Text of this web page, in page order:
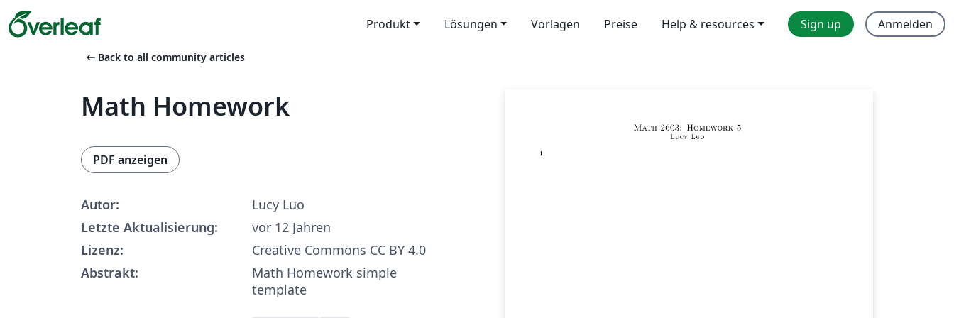
Produkt Lösungen Vorlagen Preise Help & resources Sign up Anmelden
arrow_left_alt Back to all community articles
Math Homework
PDF anzeigen
Autor:
Lucy Luo
Letzte Aktualisierung:
vor 12 Jahren
Lizenz:
Creative Commons CC BY 4.0
Abstrakt:
Math Homework simple
template